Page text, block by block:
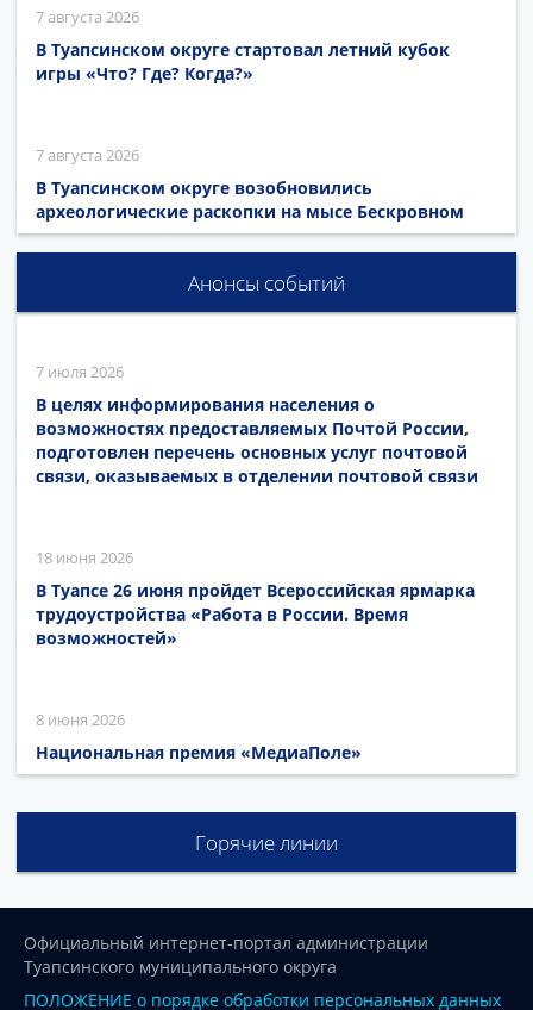
7 августа 2026
В Туапсинском округе стартовал летний кубок
игры «Что? Где? Когда?»
7 августа 2026
В Туапсинском округе возобновились
археологические раскопки на мысе Бескровном
Анонсы событий
7 июля 2026
В целях информирования населения о
возможностях предоставляемых Почтой России,
подготовлен перечень основных услуг почтовой
связи, оказываемых в отделении почтовой связи
18 июня 2026
В Туапсе 26 июня пройдет Всероссийская ярмарка
трудоустройства «Работа в России. Время
возможностей»
8 июня 2026
Национальная премия «МедиаПоле»
Горячие линии
Официальный интернет-портал администрации
Туапсинского муниципального округа
ПОЛОЖЕНИЕ о порядке обработки персональных данных